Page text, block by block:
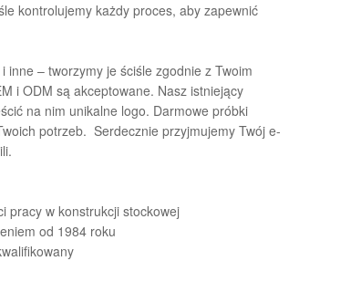
kontrolujemy każdy proces, aby zapewnić
inne – tworzymy je ściśle zgodnie z Twoim
i ODM są akceptowane. Nasz istniejący
na nim unikalne logo. Darmowe próbki
potrzeb. Serdecznie przyjmujemy Twój e-
pracy w konstrukcji stockowej
od 1984 roku